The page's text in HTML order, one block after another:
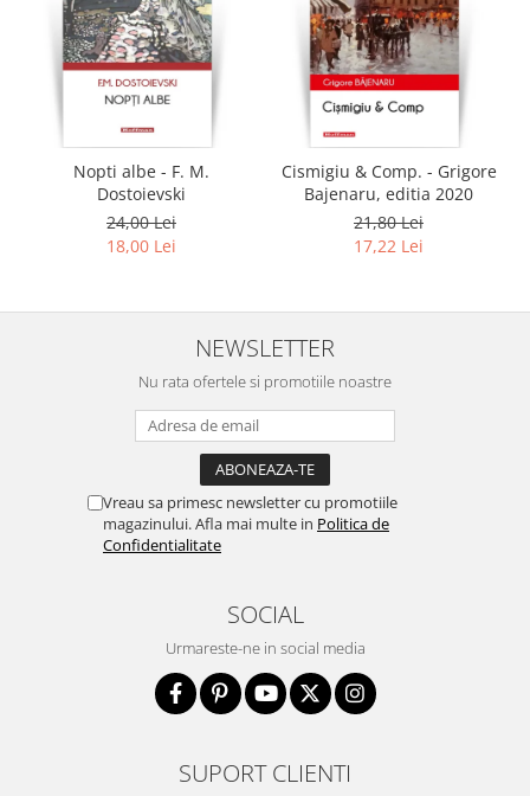
Nopti albe - F. M.
Dostoievski
24,00 Lei
18,00 Lei
Cismigiu & Comp. - Grigore
Bajenaru, editia 2020
21,80 Lei
17,22 Lei
NEWSLETTER
Nu rata ofertele si promotiile noastre
Vreau sa primesc newsletter cu promotiile
magazinului. Afla mai multe in Politica de
Confidentialitate
SOCIAL
Urmareste-ne in social media
SUPORT CLIENTI